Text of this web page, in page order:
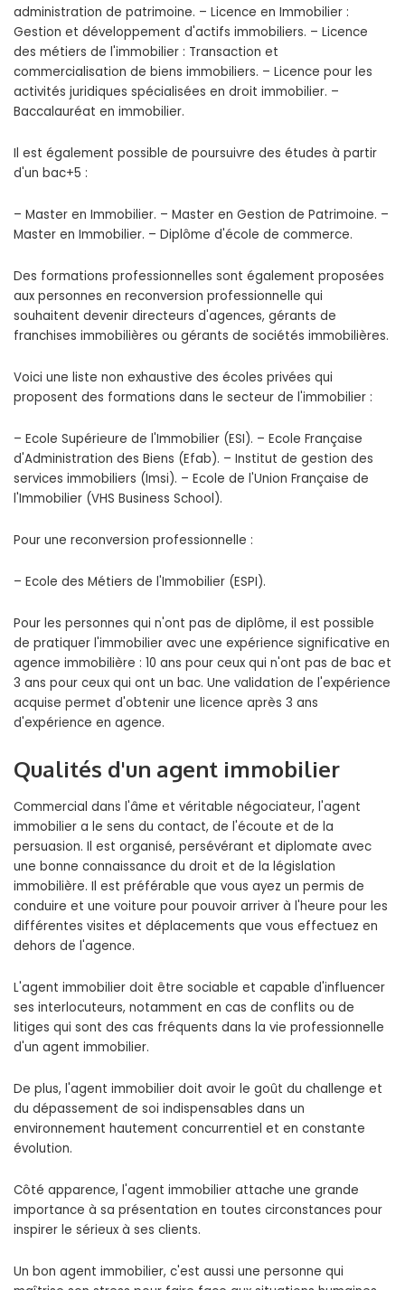
administration de patrimoine. – Licence en Immobilier :
Gestion et développement d'actifs immobiliers. – Licence
des métiers de l'immobilier : Transaction et
commercialisation de biens immobiliers. – Licence pour les
activités juridiques spécialisées en droit immobilier. –
Baccalauréat en immobilier.
Il est également possible de poursuivre des études à partir
d'un bac+5 :
– Master en Immobilier. – Master en Gestion de Patrimoine. –
Master en Immobilier. – Diplôme d'école de commerce.
Des formations professionnelles sont également proposées
aux personnes en reconversion professionnelle qui
souhaitent devenir directeurs d'agences, gérants de
franchises immobilières ou gérants de sociétés immobilières.
Voici une liste non exhaustive des écoles privées qui
proposent des formations dans le secteur de l'immobilier :
– Ecole Supérieure de l'Immobilier (ESI). – Ecole Française
d'Administration des Biens (Efab). – Institut de gestion des
services immobiliers (Imsi). – Ecole de l'Union Française de
l'Immobilier (VHS Business School).
Pour une reconversion professionnelle :
– Ecole des Métiers de l'Immobilier (ESPI).
Pour les personnes qui n'ont pas de diplôme, il est possible
de pratiquer l'immobilier avec une expérience significative en
agence immobilière : 10 ans pour ceux qui n'ont pas de bac et
3 ans pour ceux qui ont un bac. Une validation de l'expérience
acquise permet d'obtenir une licence après 3 ans
d'expérience en agence.
Qualités d'un agent immobilier
Commercial dans l'âme et véritable négociateur, l'agent
immobilier a le sens du contact, de l'écoute et de la
persuasion. Il est organisé, persévérant et diplomate avec
une bonne connaissance du droit et de la législation
immobilière. Il est préférable que vous ayez un permis de
conduire et une voiture pour pouvoir arriver à l'heure pour les
différentes visites et déplacements que vous effectuez en
dehors de l'agence.
L'agent immobilier doit être sociable et capable d'influencer
ses interlocuteurs, notamment en cas de conflits ou de
litiges qui sont des cas fréquents dans la vie professionnelle
d'un agent immobilier.
De plus, l'agent immobilier doit avoir le goût du challenge et
du dépassement de soi indispensables dans un
environnement hautement concurrentiel et en constante
évolution.
Côté apparence, l'agent immobilier attache une grande
importance à sa présentation en toutes circonstances pour
inspirer le sérieux à ses clients.
Un bon agent immobilier, c'est aussi une personne qui